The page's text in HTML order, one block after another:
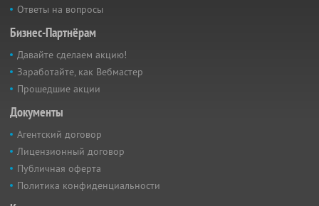
Ответы на вопросы
Бизнес-Партнёрам
Давайте сделаем акцию!
Заработайте, как Вебмастер
Прошедшие акции
Документы
Агентский договор
Лицензионный договор
Публичная оферта
Политика конфиденциальности